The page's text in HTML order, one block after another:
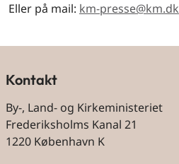
Eller på mail: km-presse@km.dk
Kontakt
By-, Land- og Kirkeministeriet
Frederiksholms Kanal 21
1220 København K